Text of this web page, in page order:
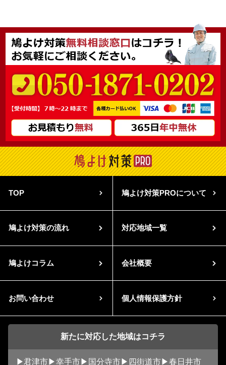
TOP 鳩よけ対策PROについて
鳩よけ対策の流れ 対応地域一覧
鳩よけコラム 会社概要
お問い合わせ 個人情報保護方針
新たに対応した地域はコチラ
君津市 幸手市 国分寺市 四街道市 春日井市